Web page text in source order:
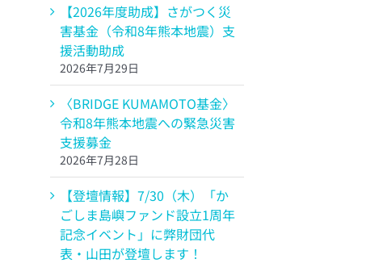
【2026年度助成】さがつく災
害基金（令和8年熊本地震）支
援活動助成
2026年7月29日
〈BRIDGE KUMAMOTO基金〉
令和8年熊本地震への緊急災害
支援募金
2026年7月28日
【登壇情報】7/30（木）「か
ごしま島嶼ファンド設立1周年
記念イベント」に弊財団代
表・山田が登壇します！